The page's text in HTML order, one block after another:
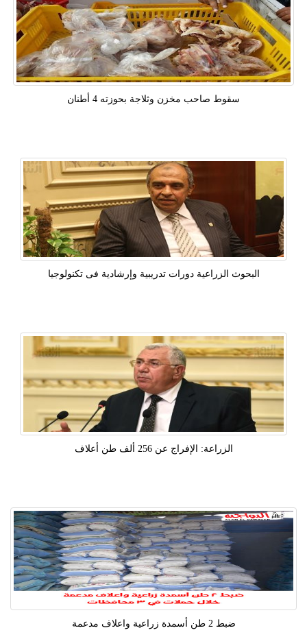
سقوط صاحب مخزن وثلاجة بحوزته 4 أطنان
البحوث الزراعية دورات تدريبية وإرشادية فى تكنولوجيا
الزراعة: الإفراج عن 256 ألف طن أعلاف
ضبط 2 طن أسمدة زراعية واعلاف مدعمة